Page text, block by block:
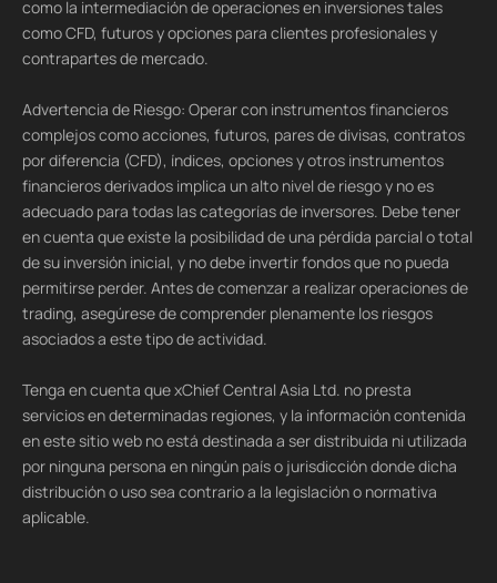
como la intermediación de operaciones en inversiones tales
como CFD, futuros y opciones para clientes profesionales y
contrapartes de mercado.
Advertencia de Riesgo: Operar con instrumentos financieros
complejos como acciones, futuros, pares de divisas, contratos
por diferencia (CFD), índices, opciones y otros instrumentos
financieros derivados implica un alto nivel de riesgo y no es
adecuado para todas las categorías de inversores. Debe tener
en cuenta que existe la posibilidad de una pérdida parcial o total
de su inversión inicial, y no debe invertir fondos que no pueda
permitirse perder. Antes de comenzar a realizar operaciones de
trading, asegúrese de comprender plenamente los riesgos
asociados a este tipo de actividad.
Tenga en cuenta que xChief Central Asia Ltd. no presta
servicios en determinadas regiones, y la información contenida
en este sitio web no está destinada a ser distribuida ni utilizada
por ninguna persona en ningún país o jurisdicción donde dicha
distribución o uso sea contrario a la legislación o normativa
aplicable.